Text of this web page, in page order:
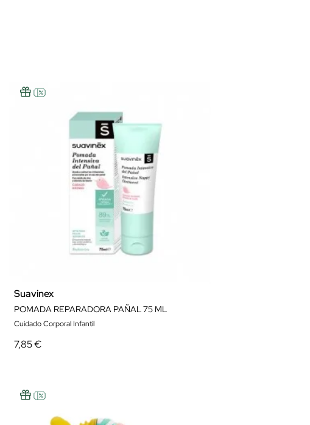
Suavinex
POMADA REPARADORA PAÑAL 75 ML
Cuidado Corporal Infantil
7,85 €